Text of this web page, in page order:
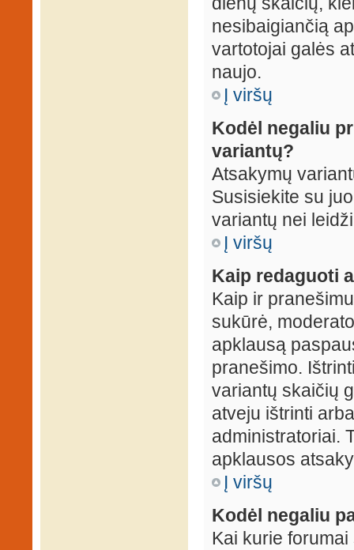
nesibaigiančią
vartotojai galės
naujo.
Į viršų
Kodėl negaliu
variantų?
Atsakymų
Susisiekite su
variantų nei
Į viršų
Kaip redaguoti
Kaip ir
sukūrė,
apklausą
pranešimo.
variantų skaičių
atveju ištrinti
administratoriai.
apklausos
Į viršų
Kodėl negaliu
Kai kurie